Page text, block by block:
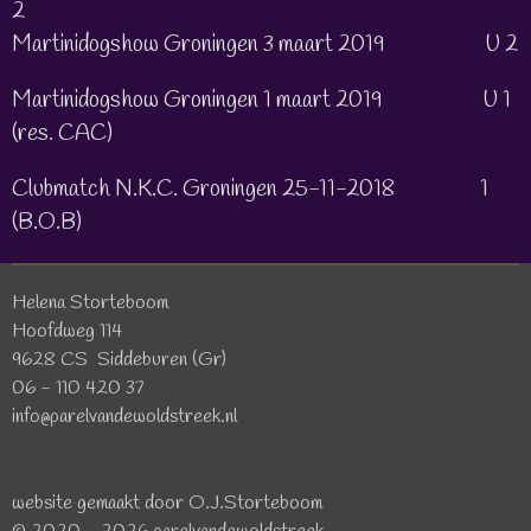
2
Martinidogshow Groningen 3 maart 2019 U 2
Martinidogshow Groningen 1 maart 2019 U 1
(res. CAC)
Clubmatch N.K.C. Groningen 25-11-2018 1
(B.O.B)
Helena Storteboom
Hoofdweg 114
9628 CS Siddeburen (Gr)
06 - 110 420 37
info@parelvandewoldstreek.nl
website gemaakt door O.J.Storteboom